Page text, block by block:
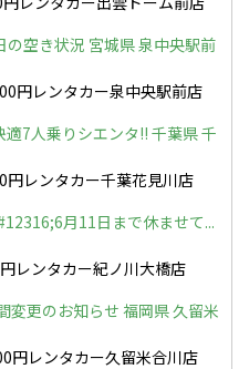
空き状況 宮城県 泉中央駅前
円レンタカー泉中央駅前店
7人乗りシエンタ!! 千葉県 千
レンタカー千葉花見川店
月11日まで休ませて...
レンタカー紀ノ川大橋店
変更のお知らせ 福岡県 久留米
円レンタカー久留米合川店